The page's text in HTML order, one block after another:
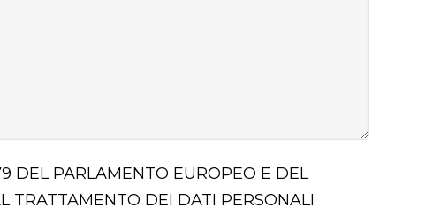
DEL PARLAMENTO EUROPEO E DEL
TRATTAMENTO DEI DATI PERSONALI